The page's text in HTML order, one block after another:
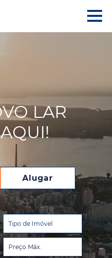
LAR
Tipo de Imóvel